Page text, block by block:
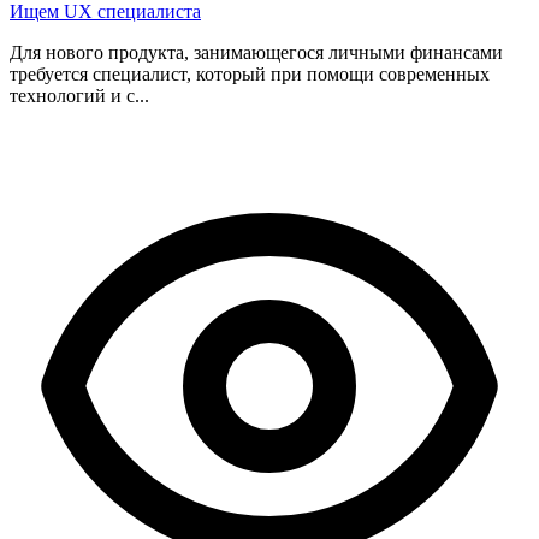
Ищем UX специалиста
Для нового продукта, занимающегося личными финансами
требуется специалист, который при помощи современных
технологий и с...